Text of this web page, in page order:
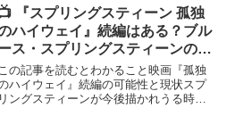
した作品の全体像！映画『スプリング
スティーン 孤...
『スプリングスティーン 孤独
ハイウェイ』続編はある？ブル
ス・スプリングスティーンの次
回作を徹底考察
この記事を読むとわかること映画『孤独
ハイウェイ』続編の可能性と現状スプ
リングスティーンが今後描かれうる時代